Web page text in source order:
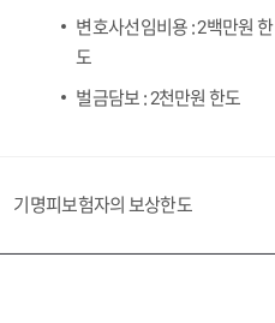
변호사선임비용 :2백만원 한
도
벌금담보 :2천만원 한도
기명피보험자의 보상한도